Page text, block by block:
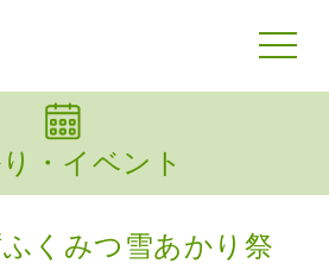
toggle
・イベント
ふくみつ雪あかり祭